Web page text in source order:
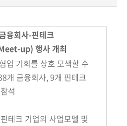
융회사-핀테크
up) 행사 개최
업 기회를 상호 모색할 수
개 금융회사, 9개 핀테크
석
테크 기업의 사업모델 및